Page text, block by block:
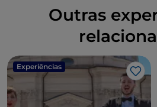
Outras
Experiências